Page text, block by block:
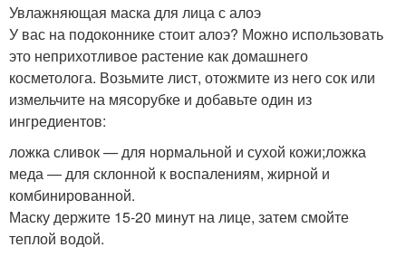
Увлажняющая маска для лица с алоэ
У вас на подоконнике стоит алоэ? Можно использовать
это неприхотливое растение как домашнего
косметолога. Возьмите лист, отожмите из него сок или
измельчите на мясорубке и добавьте один из
ингредиентов:
ложка сливок — для нормальной и сухой кожи;ложка
меда — для склонной к воспалениям, жирной и
комбинированной.
Маску держите 15-20 минут на лице, затем смойте
теплой водой.